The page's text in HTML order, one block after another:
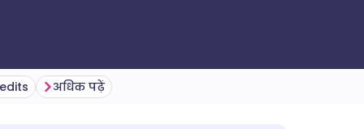
अधिक पढ़ें